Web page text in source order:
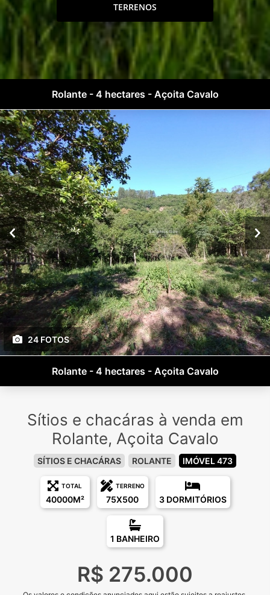
TERRENOS
Rolante - 4 hectares - Açoita Cavalo
24 FOTOS
Rolante - 4 hectares - Açoita Cavalo
Sítios e chacáras à venda em
Rolante, Açoita Cavalo
SÍTIOS E CHACÁRAS ROLANTE IMÓVEL 473
TOTAL
40000M²
TERRENO
75X500 3 DORMITÓRIOS
1 BANHEIRO
R$ 275.000